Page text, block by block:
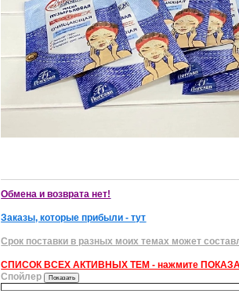
Обмена и возврата нет!
Заказы, которые прибыли - тут
Срок поставки в разных моих темах может
СПИСОК ВСЕХ АКТИВНЫХ ТЕМ - нажмите
Спойлер